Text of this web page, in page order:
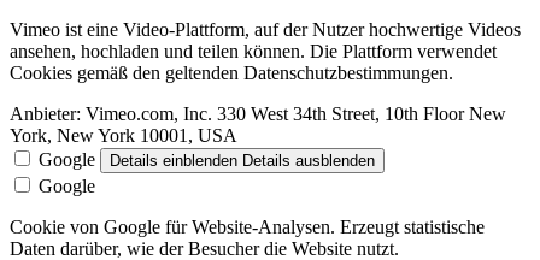
Vimeo ist eine Video-Plattform, auf der Nutzer hochwertige Videos
ansehen, hochladen und teilen können. Die Plattform verwendet
Cookies gemäß den geltenden Datenschutzbestimmungen.
Anbieter: Vimeo.com, Inc. 330 West 34th Street, 10th Floor New
York, New York 10001, USA
Google
Details einblenden Details ausblenden
Google
Cookie von Google für Website-Analysen. Erzeugt statistische
Daten darüber, wie der Besucher die Website nutzt.